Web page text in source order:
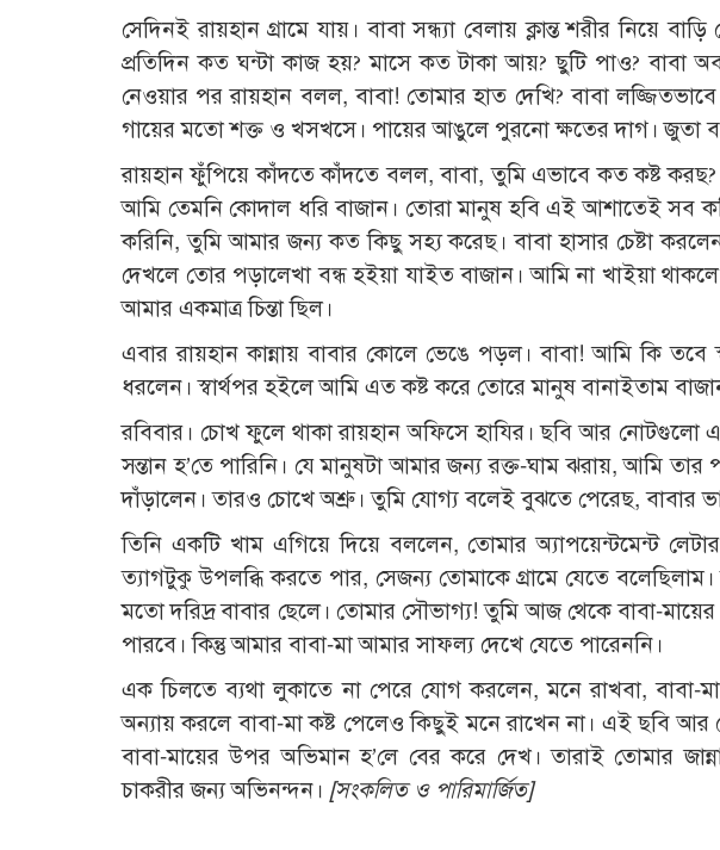
সেদিনই রায়হান গ্রামে যায়। বাবা সন্ধ্যা বেলায় ক্লান্ত শরীর নিয়ে
প্রতিদিন কত ঘন্টা কাজ হয়? মাসে কত টাকা আয়? ছুটি পাও? বাবা
নেওয়ার পর রায়হান বলল, বাবা! তোমার হাত দেখি? বাবা
গায়ের মতো শক্ত ও খসখসে। পায়ের আঙুলে পুরনো ক্ষতের দাগ। জুতা
রায়হান ফুঁপিয়ে কাঁদতে কাঁদতে বলল, বাবা, তুমি এভাবে কত কষ্ট
আমি তেমনি কোদাল ধরি বাজান। তোরা মানুষ হবি এই আশাতেই সব
করিনি, তুমি আমার জন্য কত কিছু সহ্য করেছ। বাবা হাসার চেষ্টা
দেখলে তোর পড়ালেখা বন্ধ হইয়া যাইত বাজান। আমি না খাইয়া
আমার একমাত্র চিন্তা ছিল।
এবার রায়হান কান্নায় বাবার কোলে ভেঙে পড়ল। বাবা! আমি কি তবে
ধরলেন। স্বার্থপর হইলে আমি এত কষ্ট করে তোরে মানুষ বানাইতাম
রবিবার। চোখ ফুলে থাকা রায়হান অফিসে হাযির। ছবি আর নোটগুলো
সন্তান হ’তে পারিনি। যে মানুষটা আমার জন্য রক্ত-ঘাম ঝরায়, আমি
দাঁড়ালেন। তারও চোখে অশ্রু। তুমি যোগ্য বলেই বুঝতে পেরেছ, বাবার
তিনি একটি খাম এগিয়ে দিয়ে বললেন, তোমার অ্যাপয়েন্টমেন্ট
ত্যাগটুকু উপলব্ধি করতে পার, সেজন্য তোমাকে গ্রামে যেতে
মতো দরিদ্র বাবার ছেলে। তোমার সৌভাগ্য! তুমি আজ থেকে বাবা-
পারবে। কিন্তু আমার বাবা-মা আমার সাফল্য দেখে যেতে পারেননি।
এক চিলতে ব্যথা লুকাতে না পেরে যোগ করলেন, মনে রাখবা, বাবা-মা
অন্যায় করলে বাবা-মা কষ্ট পেলেও কিছুই মনে রাখেন না। এই ছবি
বাবা-মায়ের উপর অভিমান হ’লে বের করে দেখ। তারাই তোমার
চাকরীর জন্য অভিনন্দন। [সংকলিত ও পারিমার্জিত]